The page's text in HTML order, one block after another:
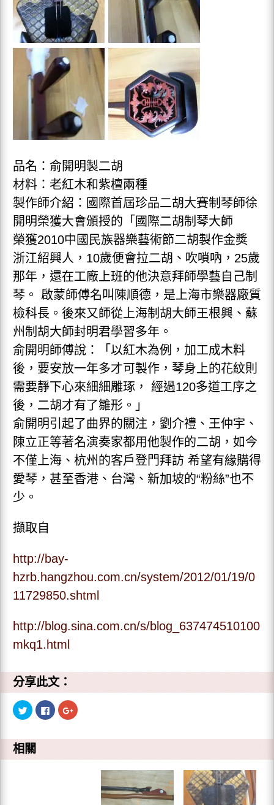
品名：俞開明製二胡
材料：老紅木和紫檀兩種
製作師介紹：國際首屆珍品二胡大賽制琴師徐
開明榮獲大會頒授的「國際二胡制琴大師
榮獲2010中國民族器樂藝術節二胡製作金獎
浙江紹興人，10歲便會拉二胡、吹嗩吶，25歲
那年，還在工廠上班的他決意拜師學藝自己制
琴。 啟蒙師傅名叫陳順德，是上海市樂器廠質
檢科長。後來又師從上海制胡大師王根興、蘇
州制胡大師封明君學習多年。
俞開明師傅說：「以紅木為例，加工成木料
後，要安放一年多才可製作，琴身上的花紋則
需要靜下心來細細雕琢， 經過120多道工序之
後，二胡才有了雛形。」
俞開明引起了曲界的關注，劉介禮、王仲宇、
陳立正等著名演奏家都用他製作的二胡，如今
不僅上海、杭州的客戶登門拜訪 希望有緣購得
愛琴，甚至香港、台灣、新加坡的“粉絲”也不
少。
擷取自
http://bay-
hzrb.hangzhou.com.cn/system/2012/01/19/0
11729850.shtml
http://blog.sina.com.cn/s/blog_637474510100
mkq1.html
分享此文：
分
享
w
i
t
t
按
一
分
F
點
擊
到
o
相關